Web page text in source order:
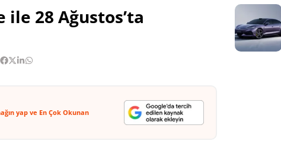
ile 28 Ağustos’ta
yap ve En Çok Okunan